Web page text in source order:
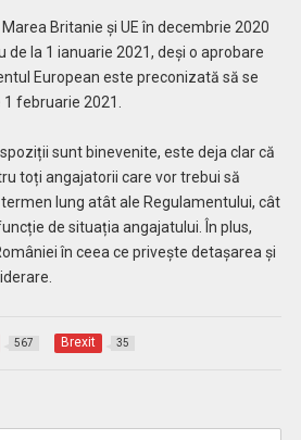
Britanie și UE în decembrie 2020
de la 1 ianuarie 2021, deși o aprobare
European este preconizată să se
februarie 2021.
sunt binevenite, este deja clar că
toți angajatorii care vor trebui să
lung atât ale Regulamentului, cât
de situația angajatului. În plus,
în ceea ce privește detașarea și
567 Brexit 35